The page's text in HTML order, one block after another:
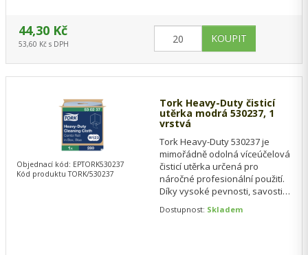
44,30 Kč
53,60 Kč s DPH
Tork Heavy-Duty čisticí
utěrka modrá 530237, 1
vrstvá
Tork Heavy-Duty 530237 je
mimořádně odolná víceúčelová
čisticí utěrka určená pro
náročné profesionální použití.
Díky vysoké pevnosti, savosti a
pro…
Dostupnost: Skladem
Objednací kód: EPTORK530237
Kód produktu TORK/530237